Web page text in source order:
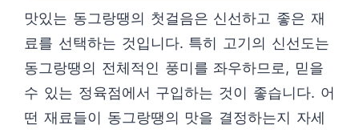
맛있는 동그랑땡의 첫걸음은 신선하고 좋은 재
료를 선택하는 것입니다. 특히 고기의 신선도는
동그랑땡의 전체적인 풍미를 좌우하므로, 믿을
수 있는 정육점에서 구입하는 것이 좋습니다. 어
떤 재료들이 동그랑땡의 맛을 결정하는지 자세